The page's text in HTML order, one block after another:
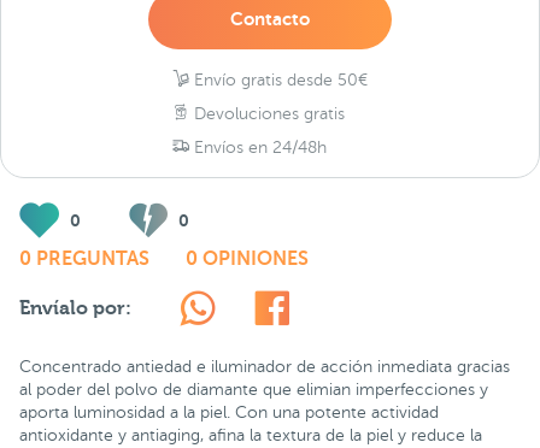
Contacto
Envío gratis desde 50€
Devoluciones gratis
Envíos en 24/48h
0 0
0 PREGUNTAS 0 OPINIONES
Envíalo por:
Concentrado antiedad e iluminador de acción inmediata gracias
al poder del polvo de diamante que elimian imperfecciones y
aporta luminosidad a la piel. Con una potente actividad
antioxidante y antiaging, afina la textura de la piel y reduce la